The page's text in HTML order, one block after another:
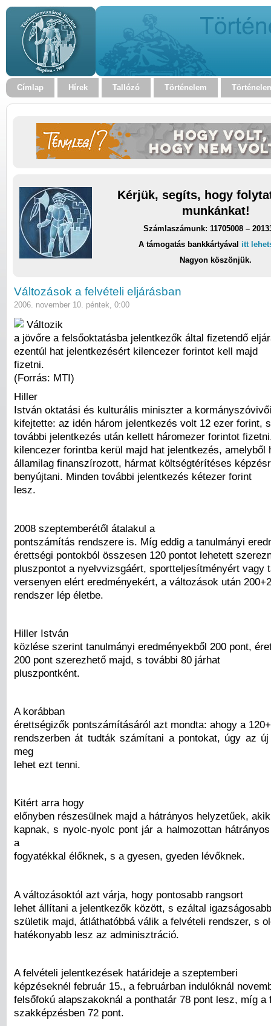
Címlap Hírek Tallózó Történelem
Kérjük, segíts, hogy
munkánkat!
Számlaszámunk: 11705008 –
A támogatás bankkártyával itt
Nagyon köszönjük.
Változások a felvételi eljárásban
2006. november 10. péntek, 0:00
Változik
a jövőre a felsőoktatásba jelentkezők által fizetendő
ezentúl hat jelentkezésért kilencezer forintot kell majd
fizetni.
(Forrás: MTI)
Hiller
István oktatási és kulturális miniszter a
kifejtette: az idén három jelentkezés volt 12 ezer forint,
további jelentkezés után kellett háromezer forintot
kilencezer forintba kerül majd hat jelentkezés, amelyből
államilag finanszírozott, hármat költségtérítéses
benyújtani. Minden további jelentkezés kétezer forint
lesz.
2008 szeptemberétől átalakul a
pontszámítás rendszere is. Míg eddig a tanulmányi
érettségi pontokból összesen 120 pontot lehetett
pluszpontot a nyelvvizsgáért, sportteljesítményért vagy
versenyen elért eredményekért, a változások után
rendszer lép életbe.
Hiller István
közlése szerint tanulmányi eredményekből 200 pont,
200 pont szerezhető majd, s további 80 járhat
pluszpontként.
A korábban
érettségizők pontszámításáról azt mondta: ahogy a
rendszerben át tudták számítani a pontokat, úgy az
meg
lehet ezt tenni.
Kitért arra hogy
előnyben részesülnek majd a hátrányos helyzetűek,
kapnak, s nyolc-nyolc pont jár a halmozottan
a
fogyatékkal élőknek, s a gyesen, gyeden lévőknek.
A változásoktól azt várja, hogy pontosabb rangsort
lehet állítani a jelentkezők között, s ezáltal
születik majd, átláthatóbbá válik a felvételi rendszer, s
hatékonyabb lesz az adminisztráció.
A felvételi jelentkezések határideje a szeptemberi
képzéseknél február 15., a februárban indulóknál
felsőfokú alapszakoknál a ponthatár 78 pont lesz, míg a
szakképzésben 72 pont.